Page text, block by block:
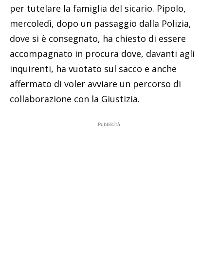
per tutelare la famiglia del sicario. Pipolo,
mercoledì, dopo un passaggio dalla Polizia,
dove si è consegnato, ha chiesto di essere
accompagnato in procura dove, davanti agli
inquirenti, ha vuotato sul sacco e anche
affermato di voler avviare un percorso di
collaborazione con la Giustizia.
Pubblicità